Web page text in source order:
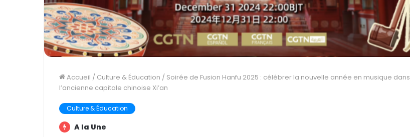
Accueil / Culture & Éducation / Soirée de Fusion Hanfu 2025 : célébrer la nouvelle année en musique dans
l’ancienne capitale chinoise Xi’an
Culture & Éducation
A la Une